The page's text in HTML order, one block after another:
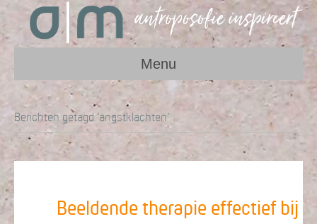
Menu
Berichten getagd ‘angstklachten’
Beeldende therapie effectief bij